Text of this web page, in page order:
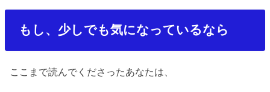
もし、少しでも気になっているなら
ここまで読んでくださったあなたは、